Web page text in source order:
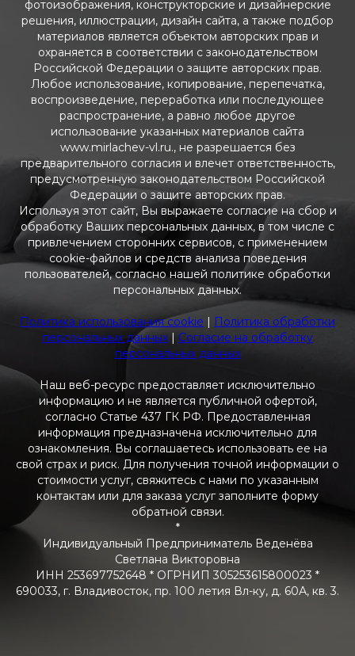
фотоизображения, конструкторские и дизайнерские
решения, иллюстрации, дизайн сайта, а также подбор
материалов является объектом авторских прав и
охраняется в соответствии с законодательством
Российской Федерации о защите авторских прав.
Любое использование, копирование, перепечатка,
воспроизведение, переработка или последующее
распространение, а равно любое другое
использование указанных материалов сайта
www.mirlachev-vl.ru., не разрешается без
предварительного согласия и влечет ответственность,
предусмотренную законодательством Российской
Федерации о защите авторских прав.
Используя этот сайт, Вы выражаете согласие на сбор и
обработку Ваших персональных данных, в том числе с
привлечением сторонних сервисов, с применением
cookie-файлов и средств анализа поведения
пользователей, согласно нашей политике обработки
персональных данных.
Политика использования cookie | Политика обработки
персональных данных | Согласие на обработку
персональных данных
Наш веб-ресурс предоставляет исключительно
информацию и не является публичной офертой,
согласно Статье 437 ГК РФ. Предоставленная
информация предназначена исключительно для
ознакомления. Вы соглашаетесь использовать ее на
свой страх и риск. Для получения точной информации о
стоимости услуг, свяжитесь с нами по указанным
контактам или для заказа услуг заполните форму
обратной связи.
*
Индивидуальный Предприниматель Веденёва
Светлана Викторовна
ИНН 253697752648 * ОГРНИП 305253615800023 *
690033, г. Владивосток, пр. 100 летия Вл-ку, д. 60А, кв. 3.